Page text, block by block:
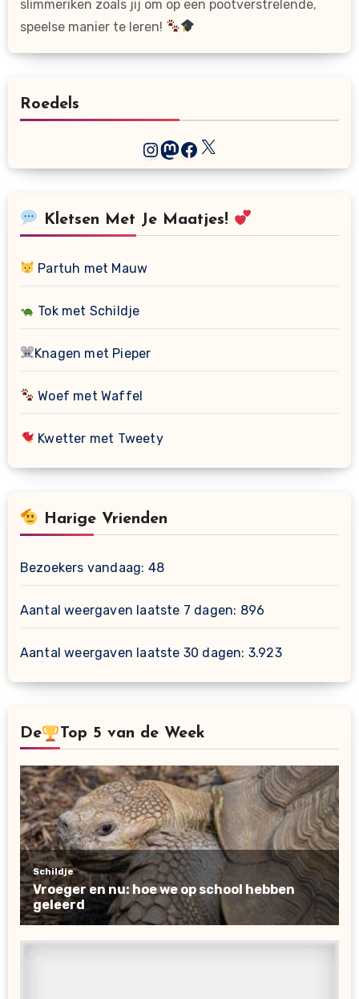
slimmeriken zoals jij om op een pootverstrelende,
speelse manier te leren!
Roedels
Instagram
Mastodon
Facebook
X
Kletsen Met Je Maatjes!
Partuh met Mauw
Tok met Schildje
Knagen met Pieper
Woef met Waffel
Kwetter met Tweety
Harige Vrienden
Bezoekers vandaag: 48
Aantal weergaven laatste 7 dagen: 896
Aantal weergaven laatste 30 dagen: 3.923
De Top 5 van de Week